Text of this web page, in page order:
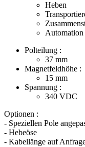
Heben
Automation
Polteilung :
37 mm
Magnetfeldhöhe :
15 mm
Spannung :
340 VDC
Optionen :
- Speziellen Pole
- Hebeöse
- Kabellänge auf